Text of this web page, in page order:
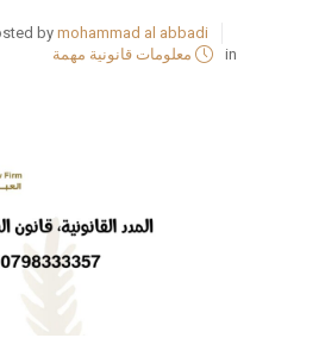
bymohammad al abbadi
in
معلومات قانونية مهمة